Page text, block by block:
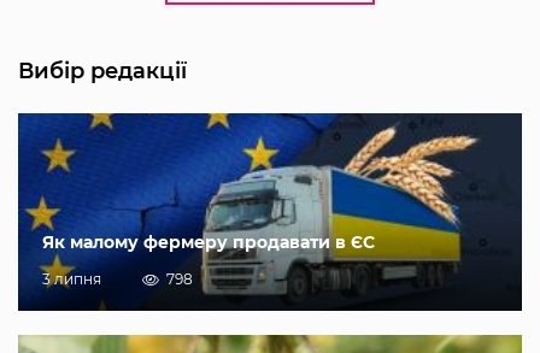
Вибір редакції
Як малому фермеру продавати в ЄС
3 липня 798